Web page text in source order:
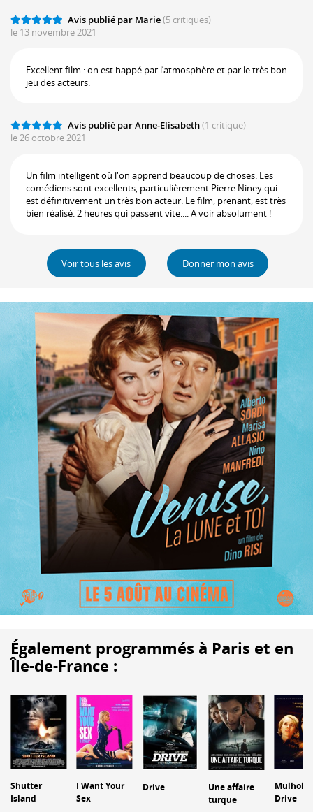
Avis publié par Marie(5 critiques)
le 13 novembre 2021
Excellent film : on est happé par l’atmosphère et par le très bon
jeu des acteurs.
Avis publié par Anne-Elisabeth(1 critique)
le 26 octobre 2021
Un film intelligent où l'on apprend beaucoup de choses. Les
comédiens sont excellents, particulièrement Pierre Niney qui
est définitivement un très bon acteur. Le film, prenant, est très
bien réalisé. 2 heures qui passent vite.... A voir absolument !
Voir tous les avis Donner mon avis
Également programmés à Paris et en
Île-de-France :
Shutter
Island
I Want Your
Sex
Drive
Une affaire
turque
Drive